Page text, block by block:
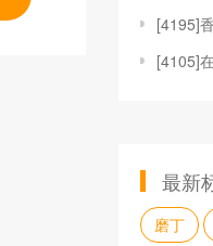
[4195]香港
[4105]在
最新
磨丁